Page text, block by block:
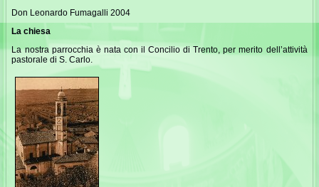
Don Leonardo Fumagalli 2004
La chiesa
La nostra parrocchia è nata con il Concilio di Trento, per merito dell’attività
pastorale di S. Carlo.